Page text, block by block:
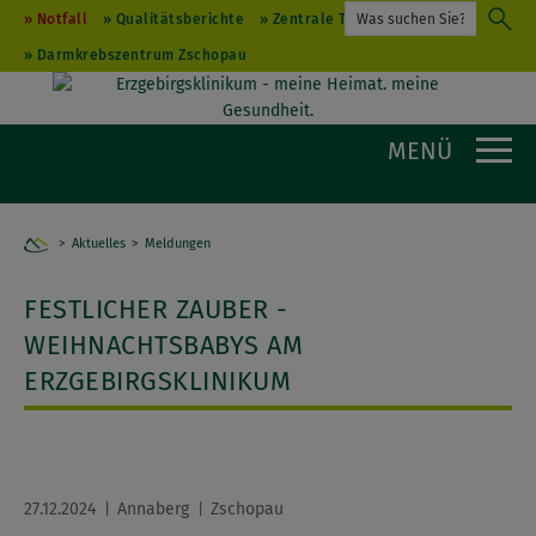
Notfall Qualitätsberichte Zentrale Terminvergabe
Darmkrebszentrum Zschopau
MENÜ
Home
Aktuelles Meldungen
FESTLICHER ZAUBER -
WEIHNACHTSBABYS AM
ERZGEBIRGSKLINIKUM
27.12.2024 Annaberg Zschopau